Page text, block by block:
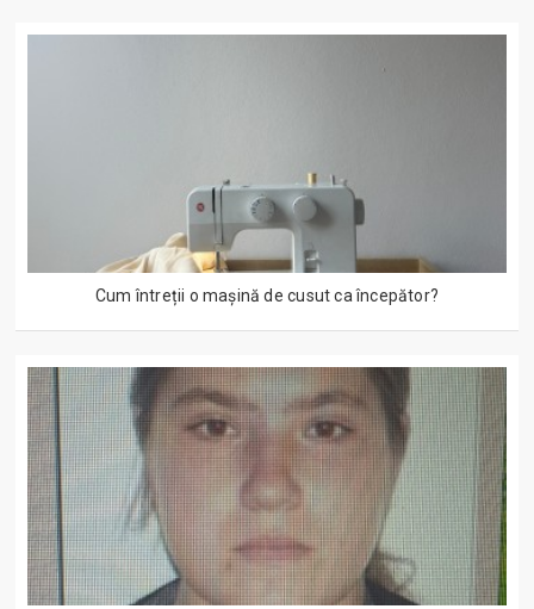
Cum întreții o mașină de cusut ca începător?